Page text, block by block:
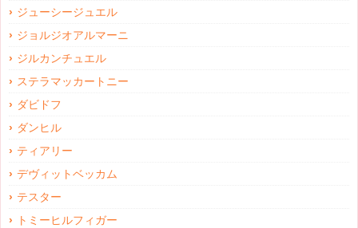
ジューシージュエル
ジョルジオアルマーニ
ジルカンチュエル
ステラマッカートニー
ダビドフ
ダンヒル
ティアリー
デヴィットベッカム
テスター
トミーヒルフィガー